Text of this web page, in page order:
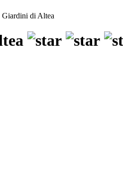
di Altea